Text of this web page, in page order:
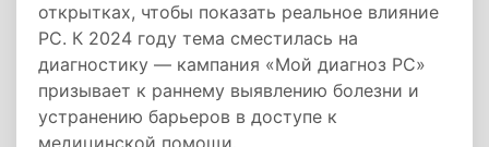
открытках, чтобы показать реальное влияние
РС. К 2024 году тема сместилась на
диагностику — кампания «Мой диагноз РС»
призывает к раннему выявлению болезни и
устранению барьеров в доступе к
медицинской помощи.